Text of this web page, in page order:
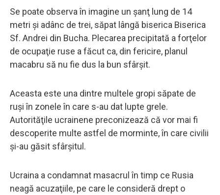
Se poate observa în imagine un şanţ lung de 14
metri şi adânc de trei, săpat lângă biserica Biserica
Sf. Andrei din Bucha. Plecarea precipitată a forţelor
de ocupaţie ruse a făcut ca, din fericire, planul
macabru să nu fie dus la bun sfârşit.
Aceasta este una dintre multele gropi săpate de
ruşi în zonele în care s-au dat lupte grele.
Autorităţile ucrainene preconizează că vor mai fi
descoperite multe astfel de morminte, în care civilii
şi-au găsit sfârşitul.
Ucraina a condamnat masacrul în timp ce Rusia
neagă acuzaţiile, pe care le consideră drept o